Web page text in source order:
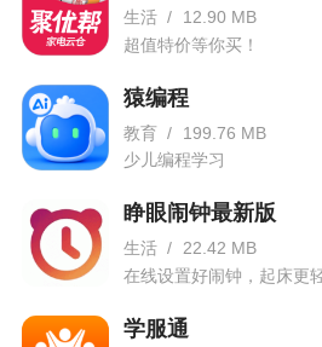
利拿到一级证书。一级考试
包括历年真题，模拟考试，海
无忧。
生活 /
12.90 MB
超值特价等你买！
猿编程
教育 /
199.76 MB
少儿编程学习
睁眼闹钟最新版
生活 / 22.42 MB
在线设置好闹钟，起床更轻
学服通